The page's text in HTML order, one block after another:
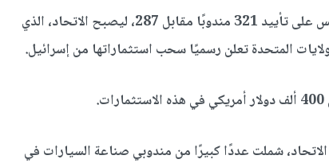
وحصل القرار الذي تم التصويت عليه اليوم الخميس على تأييد 321 مندوبًا مقابل 287، ليصبح الاتحاد، الذي
شملت عددًا كبيرًا من مندوبي صناعة السيارات في